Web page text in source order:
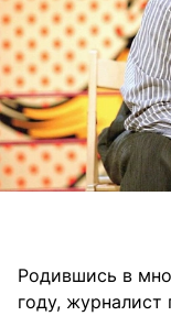
Родившись в
году, журналист